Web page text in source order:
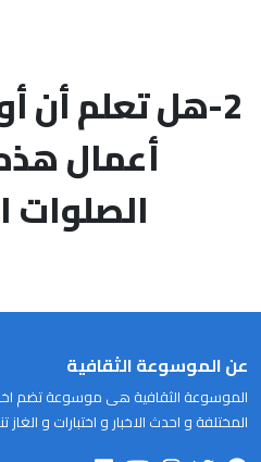
2-هل تعلم أن
أعمال
عن الموسوعة الثقافية
الموسوعة الثقافية هى موسوعة تضم
المختلفة و احدث الاخبار و اختبارات و